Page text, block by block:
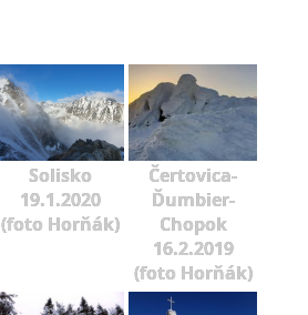
Solisko
19.1.2020
(foto Horňák)
Čertovica-
Ďumbier-
Chopok
16.2.2019
(foto Horňák)